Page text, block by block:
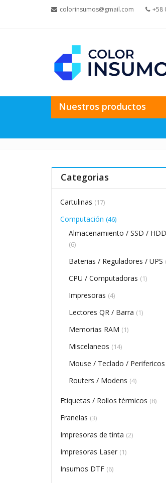
colorinsumos@gmail.com +58
Nuestros productos
Categorias
Cartulinas (17)
Computación (46)
Almacenamiento / SSD / HDD
(6)
Baterias / Reguladores / UPS
CPU / Computadoras (1)
Impresoras (4)
Lectores QR / Barra (1)
Memorias RAM (1)
Miscelaneos (14)
Mouse / Teclado / Perifericos
Routers / Modens (4)
Etiquetas / Rollos térmicos (8)
Franelas (3)
Impresoras de tinta (2)
Impresoras Laser (1)
Insumos DTF (6)